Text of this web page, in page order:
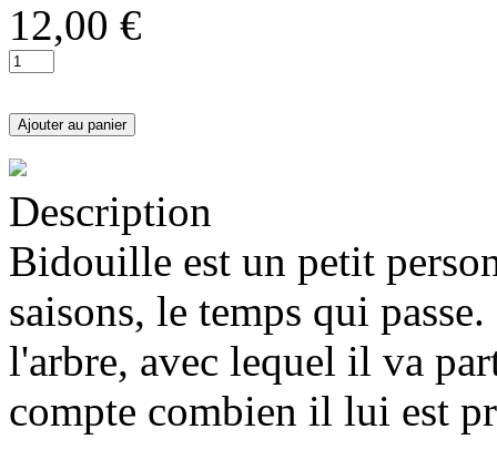
12,00 €
Description
Bidouille est un petit
saisons, le temps qui
l'arbre, avec lequel il va
compte combien il lui est